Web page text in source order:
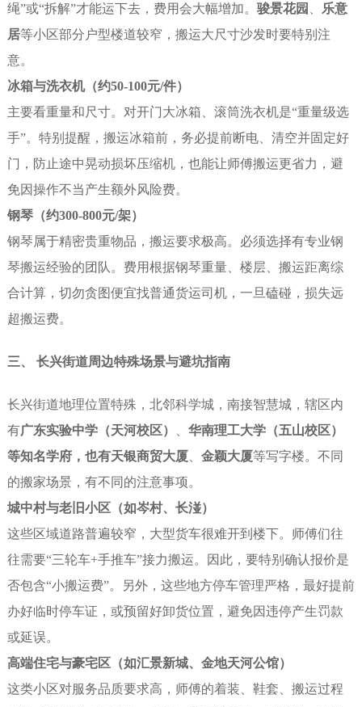
绳”或“拆解”才能运下去，费用会大幅增加。 骏景花园
乐意
居等小区部分户型楼道较窄，搬运大尺寸沙发时要特别注
意。
冰箱与洗衣机（约50-100元/件）
主要看重量和尺寸。对开门大冰箱、滚筒洗衣机是“重量级选
手”。特别提醒，搬运冰箱前，务必提前断电、清空并固定好
门，防止途中晃动损坏压缩机，也能让师傅搬运更省力，避
免因操作不当产生额外风险费。
钢琴（约300-800元/架）
钢琴属于精密贵重物品，搬运要求极高。必须选择有专业钢
琴搬运经验的团队。费用根据钢琴重量、楼层、搬运距离综
合计算，切勿贪图便宜找普通货运司机，一旦磕碰，损失远
超搬运费。
三、 长兴街道周边特殊场景与避坑指南
长兴街道地理位置特殊，北邻科学城，南接智慧城，辖区内
有广东实验中学（天河校区）
华南理工大学（五山校区）
等知名学府，也有天银商贸大厦 金颖大厦等写字楼。不同
的搬家场景，有不同的注意事项。
城中村与老旧小区（如岑村、长湴）
这些区域道路普遍较窄，大型货车很难开到楼下。师傅们往
往需要“三轮车+手推车”接力搬运。因此，要特别确认报价是
否包含“小搬运费”。另外，这些地方停车管理严格，最好提前
办好临时停车证，或预留好卸货位置，避免因违停产生罚款
或延误。
高端住宅与豪宅区（如汇景新城、金地天河公馆）
这类小区对服务品质要求高，师傅的着装、鞋套、搬运过程